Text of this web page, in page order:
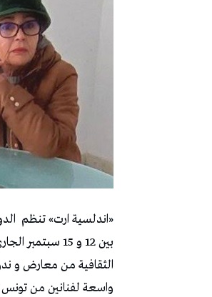
«اندلسية ارت» تنظم
بين 12 و 15
الثقافية من معارض و
واسعة لفنانين من تونس